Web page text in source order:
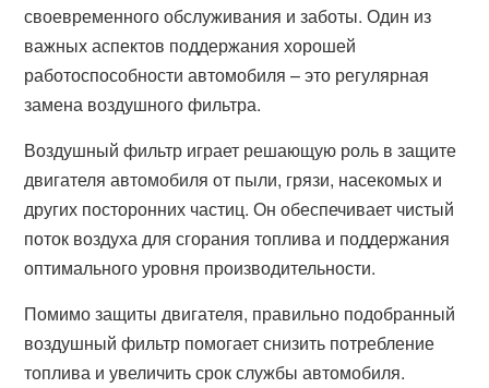
своевременного обслуживания и заботы. Один из
важных аспектов поддержания хорошей
работоспособности автомобиля – это регулярная
замена воздушного фильтра.
Воздушный фильтр играет решающую роль в защите
двигателя автомобиля от пыли, грязи, насекомых и
других посторонних частиц. Он обеспечивает чистый
поток воздуха для сгорания топлива и поддержания
оптимального уровня производительности.
Помимо защиты двигателя, правильно подобранный
воздушный фильтр помогает снизить потребление
топлива и увеличить срок службы автомобиля.